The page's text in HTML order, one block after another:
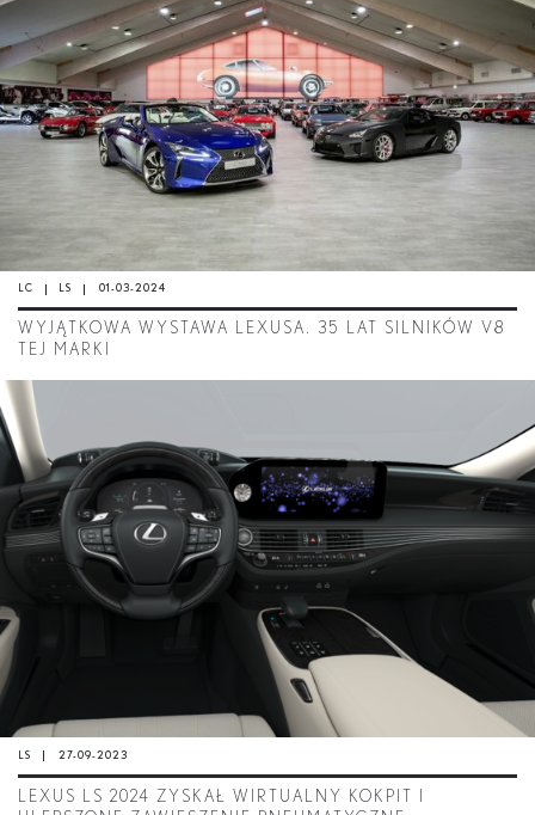
LC LS 01-03-2024
WYJĄTKOWA WYSTAWA LEXUSA. 35 LAT SILNIKÓW V8
TEJ MARKI
LS 27-09-2023
LEXUS LS 2024 ZYSKAŁ WIRTUALNY KOKPIT I